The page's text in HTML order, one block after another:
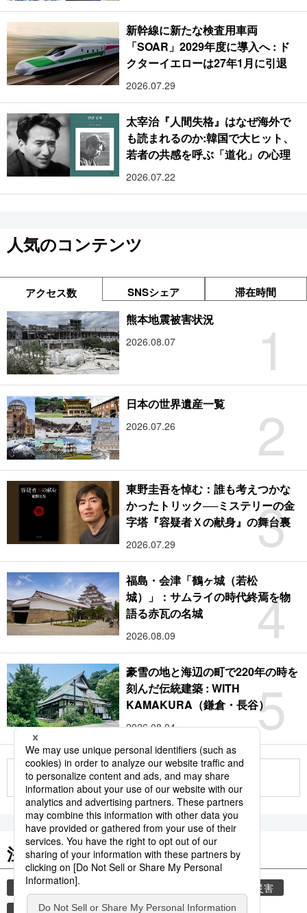
新幹線に新たな検査用車両
「SOAR」2029年度に導入へ : ド
クターイエローは27年1月に引退
2026.07.29
太宰治『人間失格』はなぜ海外で
も読まれるのか:韓国で大ヒット、
若者の共感を呼ぶ「道化」の心理
2026.07.22
人気のコンテンツ
アクセス数 SNSシェア 滞在時間
1
熊本地震被害状況
2026.08.07
2
日本の世界遺産一覧
2026.07.26
3
東野圭吾を悼む：誰も考えつかな
かったトリック──ミステリーの金
字塔『容疑者Ｘの献身』の舞台裏
2026.07.29
4
福島・会津「鶴ヶ城（若松
城）」：サムライの時代終焉を物
語る赤瓦の名城
2026.08.09
5
豪雪の地と海辺の町で220年の時を
刻んだ伝統建築 : WITH
KAMAKURA（鎌倉・長谷）
2026.08.04
もっと見る
注目のキーワード
共同通信ニュース
気象・災害